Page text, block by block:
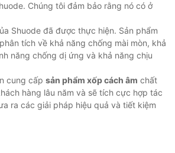
Chúng tôi đảm bảo rằng nó có ở
Shuode đã được thực hiện. Sản phẩm
tích về khả năng chống mài mòn, khả
năng chống dị ứng và khả năng chịu
cung cấp sản phẩm xốp cách âm chất
hàng lâu năm và sẽ tích cực hợp tác
ra các giải pháp hiệu quả và tiết kiệm